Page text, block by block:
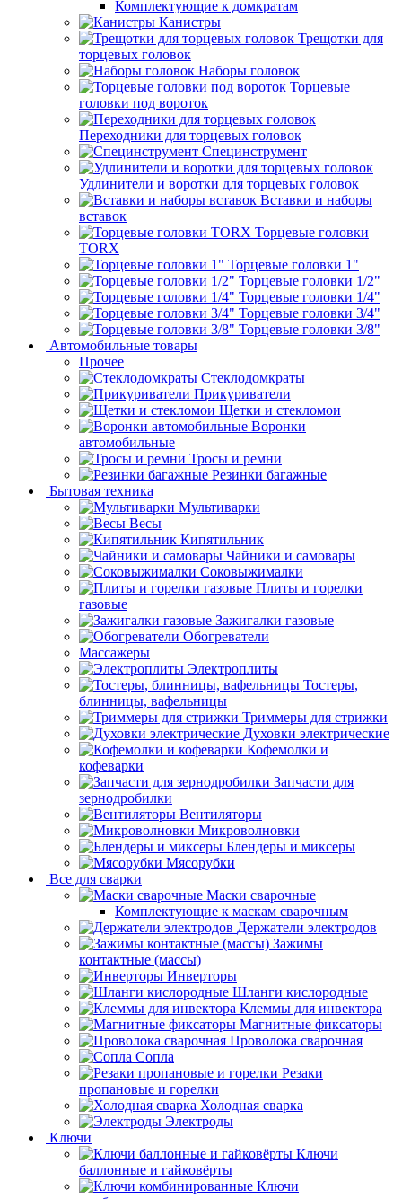
Комплектующие к домкратам
Канистры
Трещотки для
торцевых головок
Наборы головок
Торцевые
головки под вороток
Переходники для торцевых головок
Специнструмент
Удлинители и воротки для торцевых головок
Вставки и наборы
вставок
Торцевые головки
TORX
Торцевые головки 1"
Торцевые головки 1/2"
Торцевые головки 1/4"
Торцевые головки 3/4"
Торцевые головки 3/8"
Автомобильные товары
Прочее
Стеклодомкраты
Прикуриватели
Щетки и стекломои
Воронки
автомобильные
Тросы и ремни
Резинки багажные
Бытовая техника
Мультиварки
Весы
Кипятильник
Чайники и самовары
Соковыжималки
Плиты и горелки
газовые
Зажигалки газовые
Обогреватели
Массажеры
Электроплиты
Тостеры,
блинницы, вафельницы
Триммеры для стрижки
Духовки электрические
Кофемолки и
кофеварки
Запчасти для
зернодробилки
Вентиляторы
Микроволновки
Блендеры и миксеры
Мясорубки
Все для сварки
Маски сварочные
Комплектующие к маскам сварочным
Держатели электродов
Зажимы
контактные (массы)
Инверторы
Шланги кислородные
Клеммы для инвектора
Магнитные фиксаторы
Проволока сварочная
Сопла
Резаки
пропановые и горелки
Холодная сварка
Электроды
Ключи
Ключи
баллонные и гайковёрты
Ключи